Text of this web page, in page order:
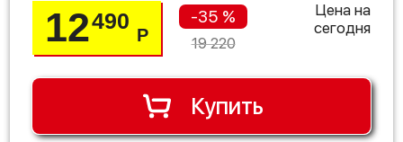
12490
Р
-35 %
19 220
Цена на
сегодня
Купить